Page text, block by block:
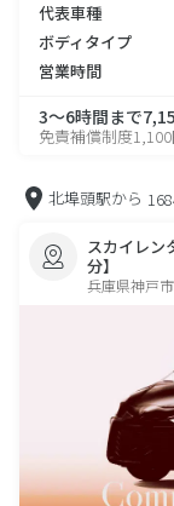
代表車種
ボディタイプ
営業時間
3～6時間まで
免責補償制度
北埠頭駅から
スカイレン
分】
兵庫県神戸